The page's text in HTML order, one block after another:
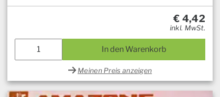
€ 4,42
inkl. MwSt.
In den Warenkorb
Meinen Preis anzeigen